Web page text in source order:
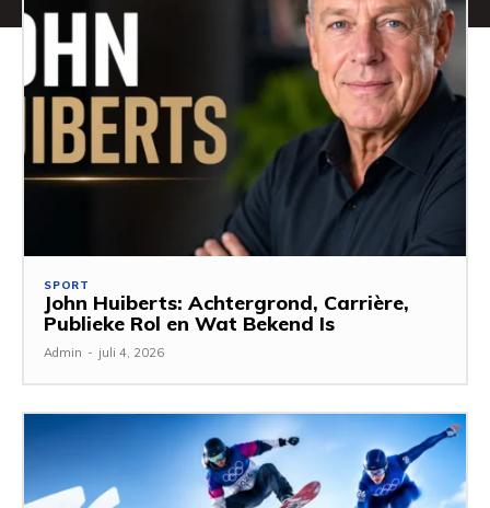
SPORT
John Huiberts: Achtergrond, Carrière,
Publieke Rol en Wat Bekend Is
Admin - juli 4, 2026